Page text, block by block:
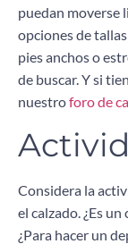
puedan moverse
opciones de
pies anchos o
de buscar. Y si
nuestroforo de
Considera la
el calzado. ¿Es
¿Para hacer un